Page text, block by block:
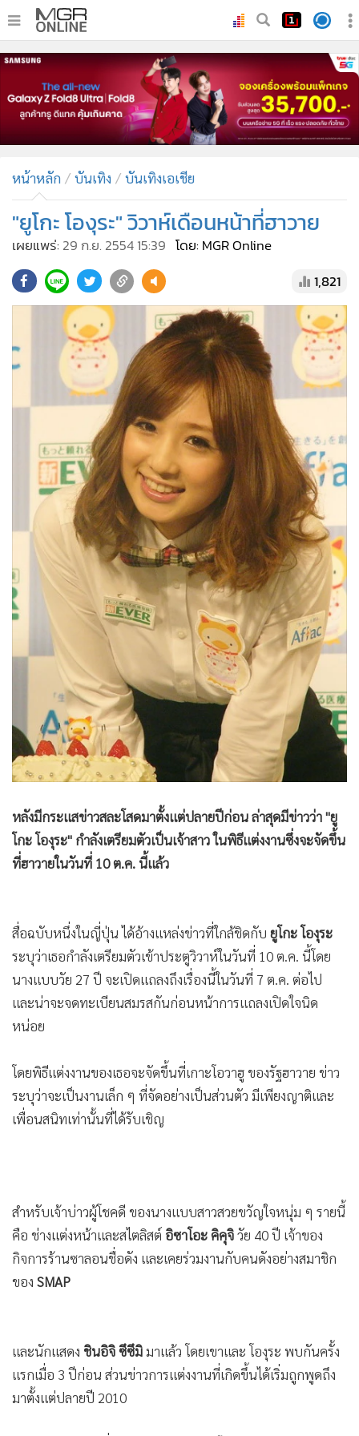
• หน้าหลัก
ทันเหตุการณ์
ภาคใต้
• ภูมิภาค
• บันเทิง
ผู้จัดการรายวัน
คอลัมนิสต์
• CbizReview
• Cyber BIZ
ผู้จัดกวน
Good health & Well-being
Green Innovation & SD
• Management & HR
Infographic
การเมือง
ท่องเที่ยว
• กีฬา
ต่างประเทศ
•
Special Scoop
•
เศรษฐกิจ-ธุรกิจ
• ชุมชน-คุณภาพชีวิต
อาชญากรรม
Motoring
• เกม
• วิทยาศาสตร์
• SMEs
หุ้น
•
อินโดจีน
• กองทุนรวม
• ญี่ปุ่น
• News1
• Gotomanager
หน้าหลัก บันเทิง บันเทิงเอเชีย
"ยูโกะ โองุระ" วิวาห์เดือนหน้าที่ฮาวาย
เผยแพร่: 29 ก.ย. 2554 15:39 โดย: MGR Online
1,821
หลังมีกระแสข่าวสละโสดมาตั้งแต่ปลายปีก่อน ล่าสุดมีข่าวว่า "ยู
โกะ โองุระ" กำลังเตรียมตัวเป็นเจ้าสาว ในพิธีแต่งงานซึ่งจะจัดขึ้น
ที่ฮาวายในวันที่ 10 ต.ค. นี้แล้ว
สื่อฉบับหนึ่งในญี่ปุ่น ได้อ้างแหล่งข่าวที่ใกล้ชิดกับ ยูโกะ โองุระ
ระบุว่าเธอกำลังเตรียมตัวเข้าประตูวิวาห์ในวันที่ 10 ต.ค. นี้โดย
นางแบบวัย 27 ปี จะเปิดแถลงถึงเรื่องนี้ในวันที่ 7 ต.ค. ต่อไป
และน่าจะจดทะเบียนสมรสกันก่อนหน้าการแถลงเปิดใจนิด
หน่อย
โดยพิธีแต่งงานของเธอจะจัดขึ้นที่เกาะโอวาฮู ของรัฐฮาวาย ข่าว
ระบุว่าจะเป็นงานเล็ก ๆ ที่จัดอย่างเป็นส่วนตัว มีเพียงญาติและ
เพื่อนสนิทเท่านั้นที่ได้รับเชิญ
สำหรับเจ้าบ่าวผู้โชคดี ของนางแบบสาวสวยขวัญใจหนุ่ม ๆ รายนี้
คือ ช่างแต่งหน้าและสไตลิสต์ อิซาโอะ คิคุจิวัย 40 ปี เจ้าของ
กิจการร้านซาลอนชื่อดัง และเคยร่วมงานกับคนดังอย่างสมาชิก
ของ SMAP
และนักแสดง ชินอิจิ ซึซึมิมาแล้ว โดยเขาและ โองุระ พบกันครั้ง
แรกเมื่อ 3 ปีก่อน ส่วนข่าวการแต่งงานที่เกิดขึ้นได้เริ่มถูกพูดถึง
มาตั้งแต่ปลายปี 2010